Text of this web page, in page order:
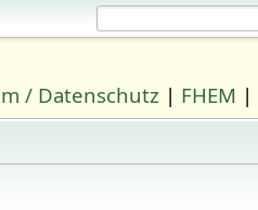
/ Datenschutz | FHEM |